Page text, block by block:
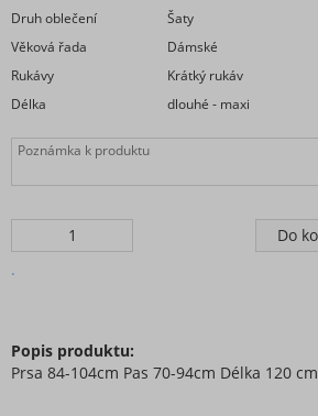
Druh oblečení
Šaty
Věková řada
Dámské
Rukávy
Krátký rukáv
Délka
dlouhé - maxi
.
Popis produktu:
Prsa 84-104cm Pas 70-94cm Délka 120 cm